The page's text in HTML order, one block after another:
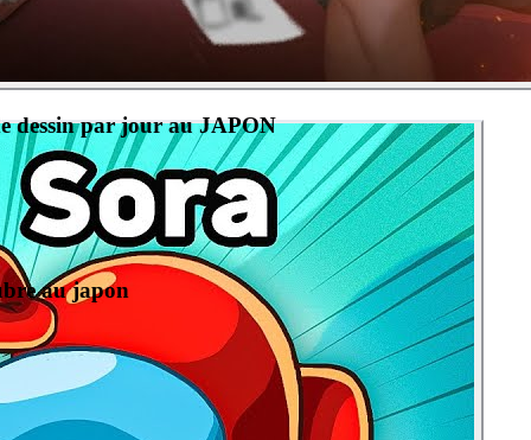
dessin par jour au JAPON
au japon